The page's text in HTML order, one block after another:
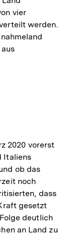
vier
werden.
2020 vorerst
Italiens
ob das
noch
dass
gesetzt
deutlich
an Land zu